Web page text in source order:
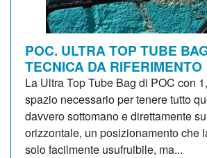
POC. ULTRA TOP TUBE
TECNICA DA RIFERIMENTO
La Ultra Top Tube Bag di POC con
spazio necessario per tenere tutto
davvero sottomano e direttamente
orizzontale, un posizionamento che
solo facilmente usufruibile, ma...